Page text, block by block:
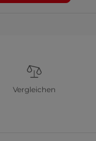
Vergleichen